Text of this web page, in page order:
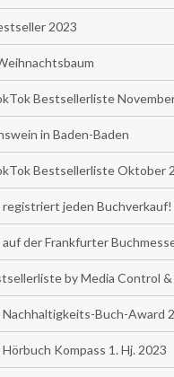
2023
Bestsellerliste
in Baden-Baden
Bestsellerliste Oktober
jeden Buchverkauf!
der Frankfurter
by Media Control
Buch-Award
Kompass 1. Hj. 2023